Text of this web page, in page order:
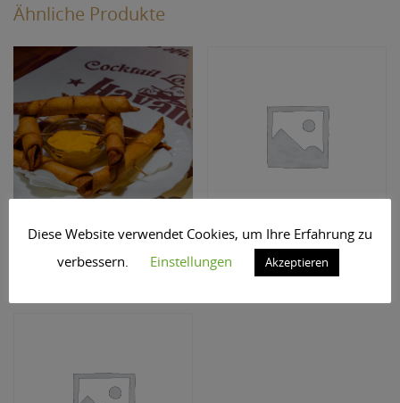
Ähnliche Produkte
203. Taquitos 229
€23,00
Diese Website verwendet Cookies, um Ihre Erfahrung zu
verbessern.
Einstellungen Akzeptieren